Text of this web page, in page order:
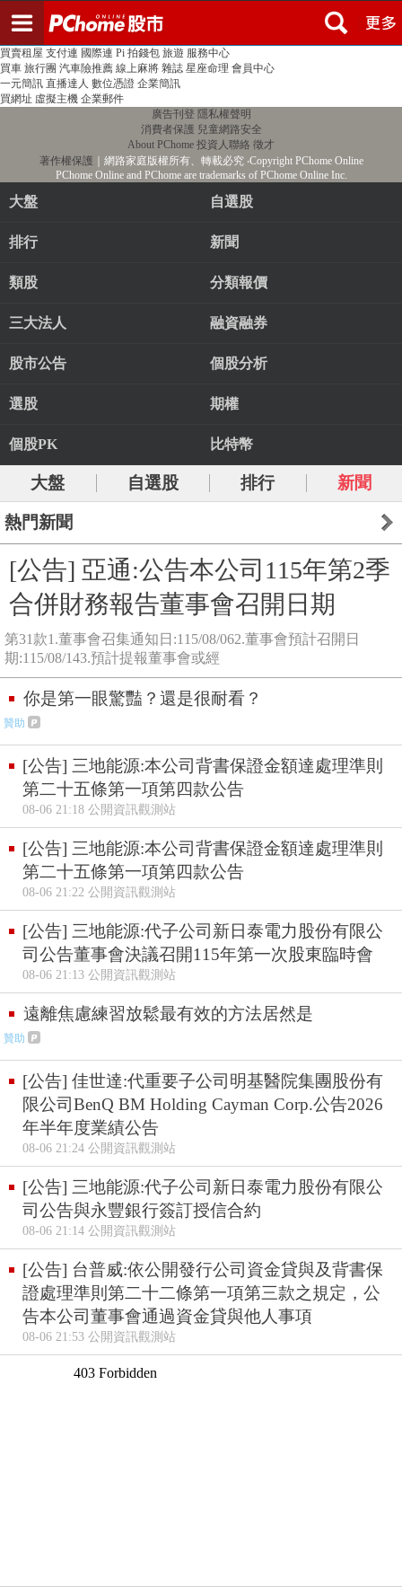
PChome首頁 線上購物 24h購物 書店
買賣租屋 支付連 國際連 Pi 拍錢包 旅遊 服務中心
買車 旅行團 汽車險推薦 線上麻將 雜誌 星座命理 會員中心
一元簡訊 直播達人 數位憑證 企業簡訊
買網址 虛擬主機 企業郵件
廣告刊登 隱私權聲明
消費者保護 兒童網路安全
About PChome 投資人聯絡 徵才
著作權保護 ｜網路家庭版權所有、轉載必究‧Copyright PChome Online
PChome Online and PChome are trademarks of PChome Online Inc.
大盤 自選股
排行 新聞
類股 分類報價
三大法人 融資融券
股市公告 個股分析
選股 期權
個股PK 比特幣
大盤 自選股 排行 新聞
熱門新聞
[公告] 亞通:公告本公司115年第2季
合併財務報告董事會召開日期
第31款1.董事會召集通知日:115/08/062.董事會預計召開日
期:115/08/143.預計提報董事會或經
你是第一眼驚豔？還是很耐看？
贊助
[公告] 三地能源:本公司背書保證金額達處理準則
第二十五條第一項第四款公告
08-06 21:18 公開資訊觀測站
[公告] 三地能源:本公司背書保證金額達處理準則
第二十五條第一項第四款公告
08-06 21:22 公開資訊觀測站
[公告] 三地能源:代子公司新日泰電力股份有限公
司公告董事會決議召開115年第一次股東臨時會
08-06 21:13 公開資訊觀測站
遠離焦慮練習放鬆最有效的方法居然是
贊助
[公告] 佳世達:代重要子公司明基醫院集團股份有
限公司BenQ BM Holding Cayman Corp.公告2026
年半年度業績公告
08-06 21:24 公開資訊觀測站
[公告] 三地能源:代子公司新日泰電力股份有限公
司公告與永豐銀行簽訂授信合約
08-06 21:14 公開資訊觀測站
[公告] 台普威:依公開發行公司資金貸與及背書保
證處理準則第二十二條第一項第三款之規定，公
告本公司董事會通過資金貸與他人事項
08-06 21:53 公開資訊觀測站